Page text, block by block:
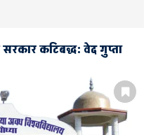
कटिबद्ध: वेद गुप्ता